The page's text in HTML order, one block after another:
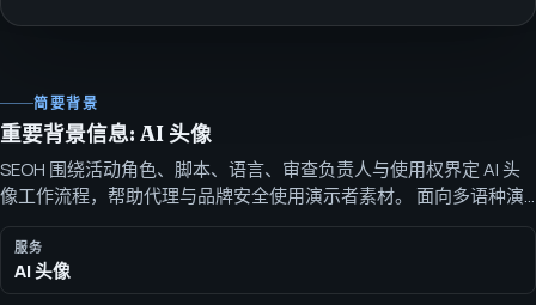
简要背景
重要背景信息: AI 头像
SEOH 围绕活动角色、脚本、语言、审查负责人与使用权界定 AI 头
像工作流程，帮助代理与品牌安全使用演示者素材。 面向多语种演
示者素材的 AI 头像营销工作流程，涵盖脚本、落地页使用场景与权
利感知的审查。
服务
AI 头像